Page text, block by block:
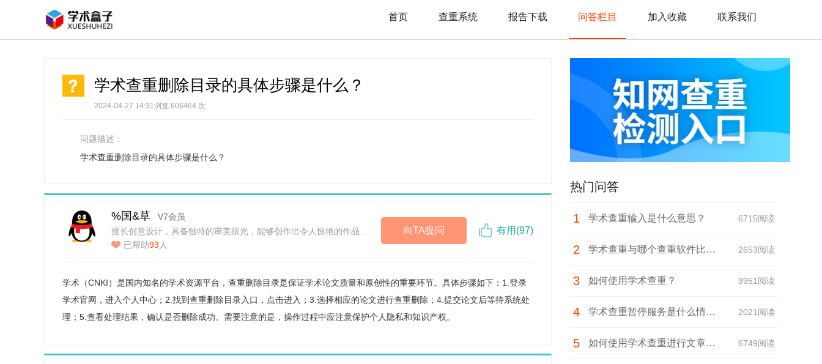
首页 查重系统 报告下载 问答栏目 加入收藏 联系我们
学术查重删除目录的具体步骤是什么？
2024-04-27 14:31浏览 606464 次
问题描述：
学术查重删除目录的具体步骤是什么？
%国&草
V7会员
擅长创意设计，具备独特的审美眼光，能够创作出令人惊艳的作品…
已帮助93 人
有用(97)
向TA提问
学术（CNKI）是国内知名的学术资源平台，查重删除目录是保证学术论文质量和原创性的重要环节。具体步骤如下：1.登录
学术官网，进入个人中心；2.找到查重删除目录入口，点击进入；3.选择相应的论文进行查重删除；4.提交论文后等待系统处
理；5.查看处理结果，确认是否删除成功。需要注意的是，操作过程中应注意保护个人隐私和知识产权。
热门问答
1 6715阅读
学术查重输入是什么意思？
2 2653阅读
学术查重与哪个查重软件比较
接近
3 9951阅读
如何使用学术查重？
4 2021阅读
学术查重暂停服务是什么情
况？
5 6749阅读
如何使用学术查重进行文章查